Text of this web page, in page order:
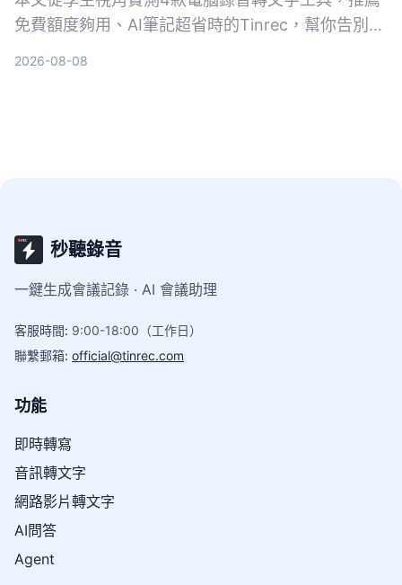
免費額度夠用、AI筆記超省時的Tinrec，幫你告別手
2026-08-08
秒聽錄音
一鍵生成會議記錄 · AI 會議助理
客服時間: 9:00-18:00（工作日）
聯繫郵箱: official@tinrec.com
功能
即時轉寫
音訊轉文字
網路影片轉文字
AI問答
Agent